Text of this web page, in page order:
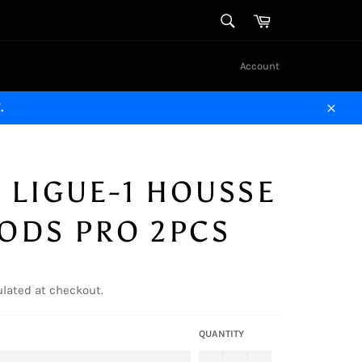
Cart
Account
Close
LIGUE-1 HOUSSE
PRO 2PCS
at checkout.
QUANTITY